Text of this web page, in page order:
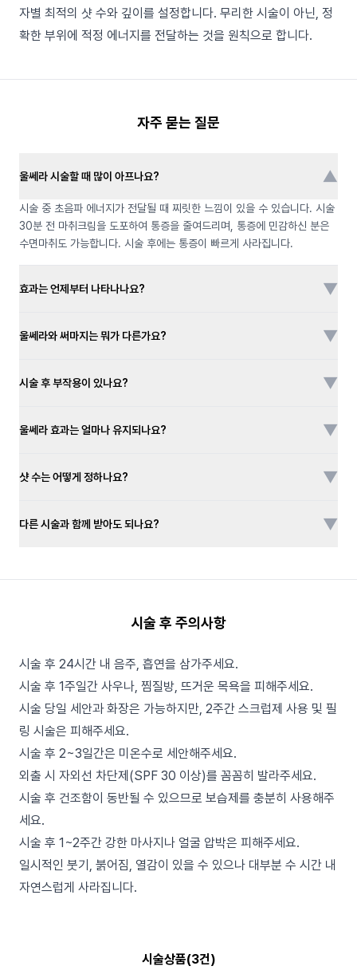
자별 최적의 샷 수와 깊이를 설정합니다. 무리한 시술이 아닌, 정
확한 부위에 적정 에너지를 전달하는 것을 원칙으로 합니다.
자주 묻는 질문
울쎄라 시술할 때 많이 아프나요? ▼
시술 중 초음파 에너지가 전달될 때 찌릿한 느낌이 있을 수 있습니다. 시술
30분 전 마취크림을 도포하여 통증을 줄여드리며, 통증에 민감하신 분은
수면마취도 가능합니다. 시술 후에는 통증이 빠르게 사라집니다.
효과는 언제부터 나타나나요? ▼
울쎄라와 써마지는 뭐가 다른가요? ▼
시술 후 부작용이 있나요? ▼
울쎄라 효과는 얼마나 유지되나요? ▼
샷 수는 어떻게 정하나요? ▼
다른 시술과 함께 받아도 되나요? ▼
시술 후 주의사항
시술 후 24시간 내 음주, 흡연을 삼가주세요.
시술 후 1주일간 사우나, 찜질방, 뜨거운 목욕을 피해주세요.
시술 당일 세안과 화장은 가능하지만, 2주간 스크럽제 사용 및 필
링 시술은 피해주세요.
시술 후 2~3일간은 미온수로 세안해주세요.
외출 시 자외선 차단제(SPF 30 이상)를 꼼꼼히 발라주세요.
시술 후 건조함이 동반될 수 있으므로 보습제를 충분히 사용해주
세요.
시술 후 1~2주간 강한 마사지나 얼굴 압박은 피해주세요.
일시적인 붓기, 붉어짐, 열감이 있을 수 있으나 대부분 수 시간 내
자연스럽게 사라집니다.
시술상품(3건)